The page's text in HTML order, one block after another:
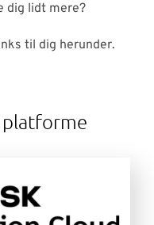
dig lidt mere?
til dig herunder.
platforme